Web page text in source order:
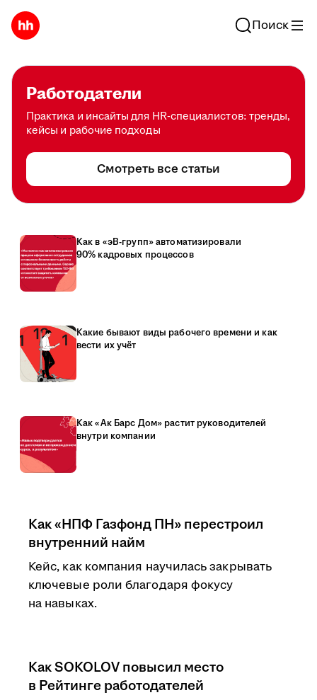
Поиск
Работодатели
Практика и инсайты для HR-специалистов: тренды,
кейсы и рабочие подходы
Смотреть все статьи
Как в «эВ-групп» автоматизировали
90% кадровых процессов
Какие бывают виды рабочего времени и как
вести их учёт
Как «Ак Барс Дом» растит руководителей
внутри компании
Как «НПФ Газфонд ПН» перестроил
внутренний найм
Кейс, как компания научилась закрывать
ключевые роли благодаря фокусу
на навыках.
Как SOKOLOV повысил место
в Рейтинге работодателей